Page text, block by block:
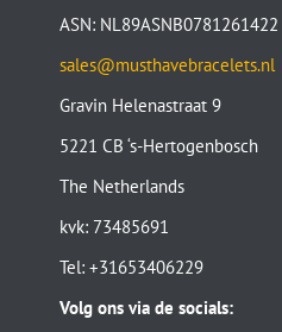
ASN: NL89ASNB0781261422
sales@musthavebracelets.nl
Gravin Helenastraat 9
5221 CB ‘s-Hertogenbosch
The Netherlands
kvk: 73485691
Tel: +31653406229
Volg ons via de socials: